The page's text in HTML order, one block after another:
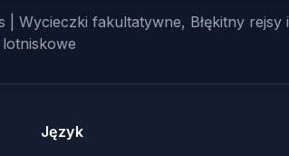
| Wycieczki fakultatywne, Błękitny rejsy i
Język